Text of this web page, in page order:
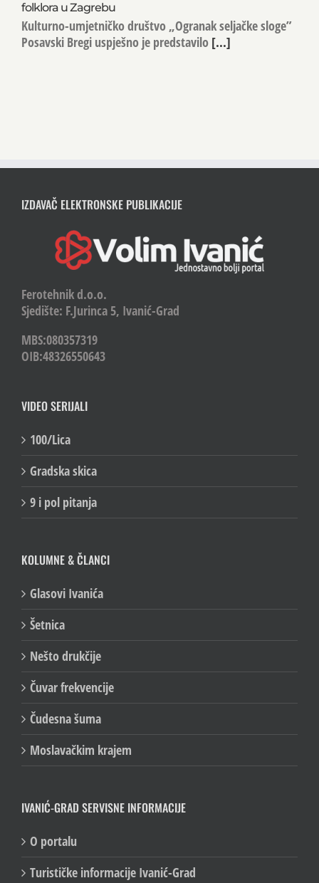
folklora u Zagrebu
Kulturno-umjetničko društvo „Ogranak seljačke sloge”
Posavski Bregi uspješno je predstavilo [...]
IZDAVAČ ELEKTRONSKE PUBLIKACIJE
Ferotehnik d.o.o.
Sjedište: F.Jurinca 5, Ivanić-Grad
MBS:080357319
OIB:48326550643
VIDEO SERIJALI
100/Lica
Gradska skica
9 i pol pitanja
KOLUMNE & ČLANCI
Glasovi Ivanića
Šetnica
Nešto drukčije
Čuvar frekvencije
Čudesna šuma
Moslavačkim krajem
IVANIĆ-GRAD SERVISNE INFORMACIJE
O portalu
Turističke informacije Ivanić-Grad